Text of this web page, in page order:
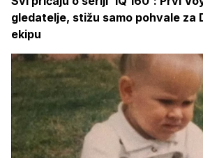
gledatelje, stižu samo pohvale za
ekipu